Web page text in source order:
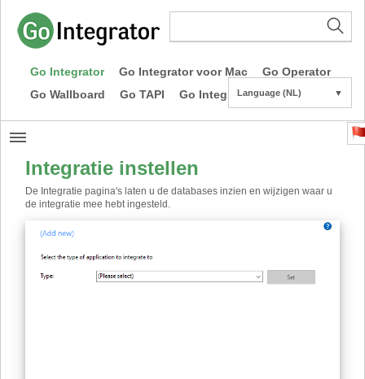
Go Integrator Go Integrator voor Mac
Go Operator
Go Wallboard
Go TAPI Go Integrator CE
Language (NL) ▼
Integratie instellen
De Integratie pagina's laten u de databases inzien en wijzigen waar u
de integratie mee hebt ingesteld.